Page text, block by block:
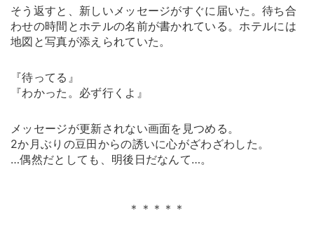
そう返すと、新しいメッセージがすぐに届いた。待ち合
わせの時間とホテルの名前が書かれている。ホテルには
地図と写真が添えられていた。
『待ってる』
『わかった。必ず行くよ』
メッセージが更新されない画面を見つめる。
2か月ぶりの豆田からの誘いに心がざわざわした。
…偶然だとしても、明後日だなんて…。
＊＊＊＊＊